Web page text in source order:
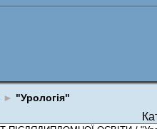
► "Урологія"